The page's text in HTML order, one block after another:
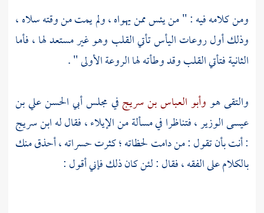
ومن كلامه فيه : " من يئس ممن يهواه ، ولم يمت من وقته سلاه ،
وذلك أول روعات اليأس تأتي القلب وهو غير مستعد لها ، فأما
الثانية فتأتي القلب وقد وطأته لها الروعة الأولى " .
والتقى هووأبو العباس بن سريجفي مجلسأبي الحسن علي بن
عيسى الوزير، فتناظرا في مسألة من الإيلاء ، فقال لهابن سريج
:أنت بأن تقول : من دامت لحظاته ؛ كثرت حسراته ، أحذق منك
بالكلام على الفقه ، فقال : لئن كان ذلك فإني أقول :